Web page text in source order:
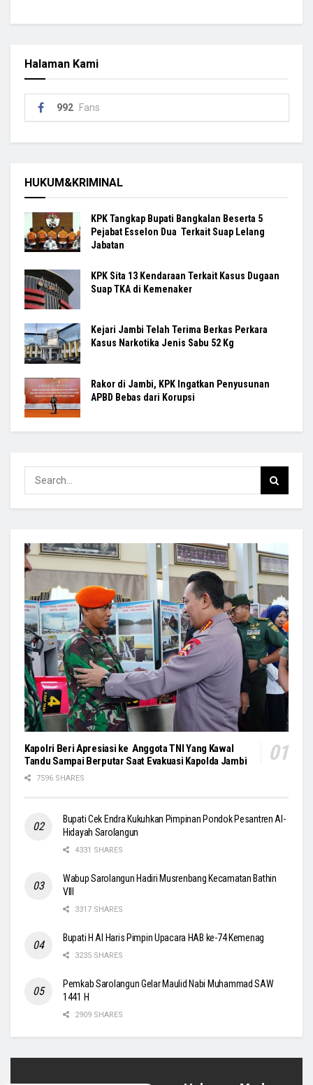
Halaman Kami
992 Fans
HUKUM&KRIMINAL
KPK Tangkap Bupati Bangkalan Beserta 5
Pejabat Esselon Dua Terkait Suap Lelang
Jabatan
KPK Sita 13 Kendaraan Terkait Kasus Dugaan
Suap TKA di Kemenaker
Kejari Jambi Telah Terima Berkas Perkara
Kasus Narkotika Jenis Sabu 52 Kg
Rakor di Jambi, KPK Ingatkan Penyusunan
APBD Bebas dari Korupsi
Kapolri Beri Apresiasi ke Anggota TNI Yang Kawal
Tandu Sampai Berputar Saat Evakuasi Kapolda Jambi
7596 SHARES
Bupati Cek Endra Kukuhkan Pimpinan Pondok Pesantren Al-
Hidayah Sarolangun
4331 SHARES
Wabup Sarolangun Hadiri Musrenbang Kecamatan Bathin
VIII
3317 SHARES
Bupati H Al Haris Pimpin Upacara HAB ke-74 Kemenag
3235 SHARES
Pemkab Sarolangun Gelar Maulid Nabi Muhammad SAW
1441 H
2909 SHARES